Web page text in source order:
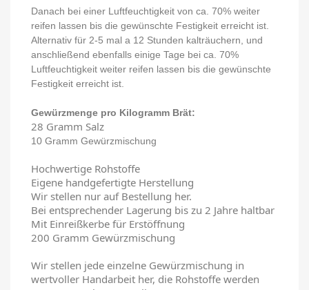
Danach bei einer Luftfeuchtigkeit von ca. 70% weiter
reifen lassen bis die gewünschte Festigkeit erreicht ist.
Alternativ für 2-5 mal a 12 Stunden kalträuchern, und
anschließend ebenfalls einige Tage bei ca. 70%
Luftfeuchtigkeit weiter reifen lassen bis die gewünschte
Festigkeit erreicht ist.
Gewürzmenge pro Kilogramm Brät:
28 Gramm Salz
10 Gramm Gewürzmischung
Hochwertige Rohstoffe
Eigene handgefertigte Herstellung
Wir stellen nur auf Bestellung her.
Bei entsprechender Lagerung bis zu 2 Jahre haltbar
Mit Einreißkerbe für Erstöffnung
200 Gramm Gewürzmischung
Wir stellen jede einzelne Gewürzmischung in
wertvoller Handarbeit her, die Rohstoffe werden